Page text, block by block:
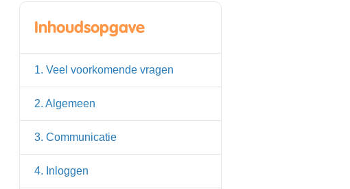
Inhoudsopgave
1. Veel voorkomende vragen
2. Algemeen
3. Communicatie
4. Inloggen